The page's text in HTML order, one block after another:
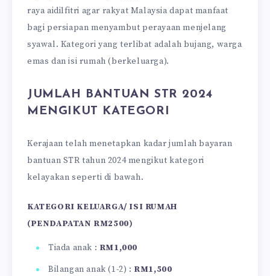
raya aidilfitri agar rakyat Malaysia dapat manfaat
bagi persiapan menyambut perayaan menjelang
syawal. Kategori yang terlibat adalah bujang, warga
emas dan isi rumah (berkeluarga).
JUMLAH BANTUAN STR 2024
MENGIKUT KATEGORI
Kerajaan telah menetapkan kadar jumlah bayaran
bantuan STR tahun 2024 mengikut kategori
kelayakan seperti di bawah.
KATEGORI KELUARGA/ ISI RUMAH
(PENDAPATAN RM2500)
Tiada anak : RM1,000
Bilangan anak (1-2) : RM1,500